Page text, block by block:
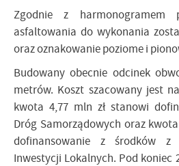
Zgodnie z harmonogramem
asfaltowania do wykonania
oraz oznakowanie poziome i
Budowany obecnie odcinek
metrów. Koszt szacowany jest
kwota 4,77 mln zł stanowi
Dróg Samorządowych oraz
dofinansowanie z środków z
Inwestycji Lokalnych. Pod koniec